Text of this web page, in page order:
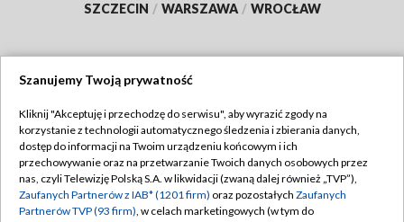
SZCZECIN / WARSZAWA / WROCŁAW
TVP
Abonament TVP
Emisja w TVP
Regulamin TVP
Polityka prywatności
Szanujemy Twoją prywatność
Kliknij "Akceptuję i przechodzę do serwisu", aby wyrazić zgody na
korzystanie z technologii automatycznego śledzenia i zbierania danych,
dostęp do informacji na Twoim urządzeniu końcowym i ich
przechowywanie oraz na przetwarzanie Twoich danych osobowych przez
nas, czyli Telewizję Polską S.A. w likwidacji (zwaną dalej również „TVP”),
Zaufanych Partnerów z IAB* (1201 firm) oraz pozostałych Zaufanych
Partnerów TVP (93 firm), w celach marketingowych (w tym do